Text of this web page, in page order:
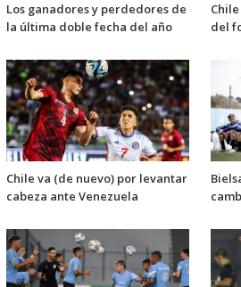
Los ganadores y perdedores de
la última doble fecha del año
del
Chile va (de nuevo) por levantar
cabeza ante Venezuela